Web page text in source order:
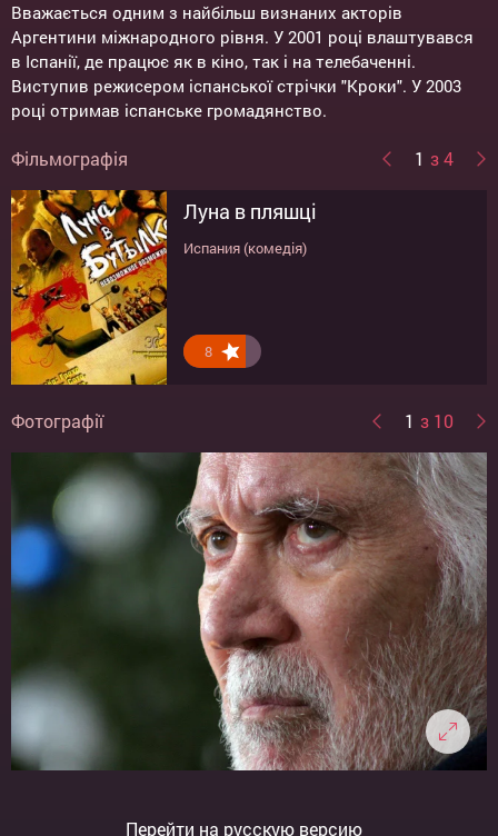
Вважається одним з найбільш визнаних акторів
Аргентини міжнародного рівня. У 2001 році влаштувався
в Іспанії, де працює як в кіно, так і на телебаченні.
Виступив режисером іспанської стрічки "Кроки". У 2003
році отримав іспанське громадянство.
Фільмографія 1 з 4
Луна в пляшці
Испания (комедія)
8
Хребет диявола
Испания, Мексика (фантастика, трилер,
8.1
Лабиринт Фавна
США/Мексика/Испания (трилер, драма)
7.9
Корпорация аферистов
США (трилер, драма)
6.3
Фотографії 1 з 10
Перейти на русскую версию